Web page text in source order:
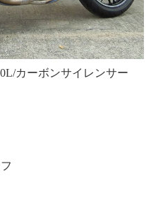
カーボンサイレンサー